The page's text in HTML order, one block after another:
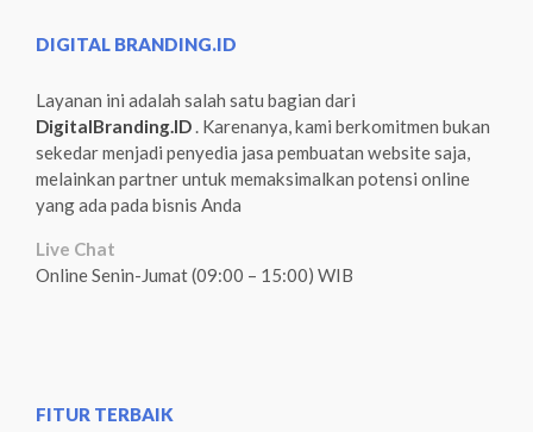
DIGITAL BRANDING.ID
Layanan ini adalah salah satu bagian dari
DigitalBranding.ID. Karenanya, kami berkomitmen bukan
sekedar menjadi penyedia jasa pembuatan website saja,
melainkan partner untuk memaksimalkan potensi online
yang ada pada bisnis Anda
Live Chat
Online Senin-Jumat (09:00 – 15:00) WIB
FITUR TERBAIK